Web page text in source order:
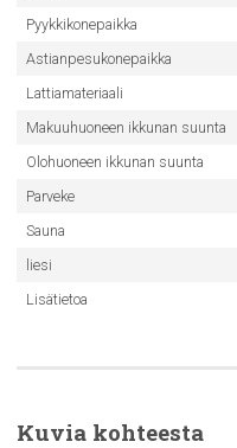
Pyykkikonepaikka
Astianpesukonepaikka
Lattiamateriaali
Makuuhuoneen ikkunan suunta
Olohuoneen ikkunan suunta
Parveke
Sauna
liesi
Lisätietoa
Kuvia kohteesta